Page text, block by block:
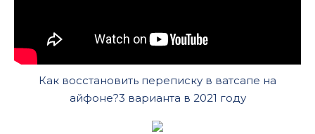
Как восстановить переписку в ватсапе на
айфоне?3 варианта в 2021 году